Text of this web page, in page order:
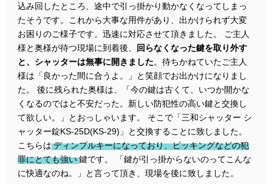
込み回したところ、途中で引っ掛かり動かなくなってしまっ
たそうです。これから大事な用件があり、出かけられず大変
お困りのご様子です。迅速に対応させて頂きました。 ご主人
様と奥様が待つ現場に到着後、
回らなくなった鍵を取り外す
と、シャッターは無事に開きました。待ちかねていたご主人
様は「良かった間に合うよ。」と笑顔でお出かけになりまし
た。 後に残られた奥様は、「今の鍵は古くて、いつか開かな
くなるのではと不安だった。新しい防犯性の高い鍵と交換し
て欲しい。」とおっしゃいます。 そこで「三和シャッター シ
ャッター錠KS-25D(KS-29)」と交換することに致しました。
こちらは ディンプルキーになっており、ピッキングなどの犯
罪にとても強い鍵です。 「鍵が引っ掛からないのってこんな
に快適なのね。」と言って頂き、現場を後に致しました。